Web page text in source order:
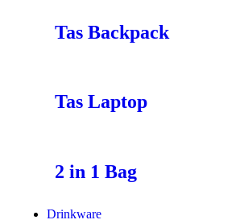
Tas Backpack
Tas Laptop
2 in 1 Bag
Drinkware